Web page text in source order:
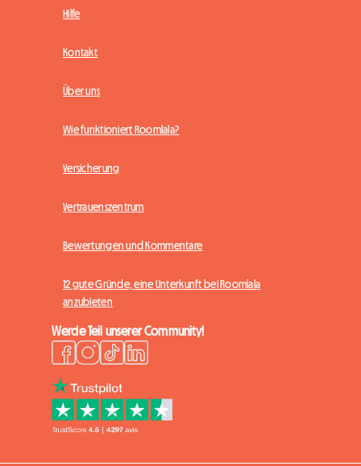
Hilfe
Kontakt
Über uns
Wie funktioniert Roomlala?
Versicherung
Vertrauenszentrum
Bewertungen und Kommentare
12 gute Gründe, eine Unterkunft bei Roomlala
anzubieten
Werde Teil unserer Community!